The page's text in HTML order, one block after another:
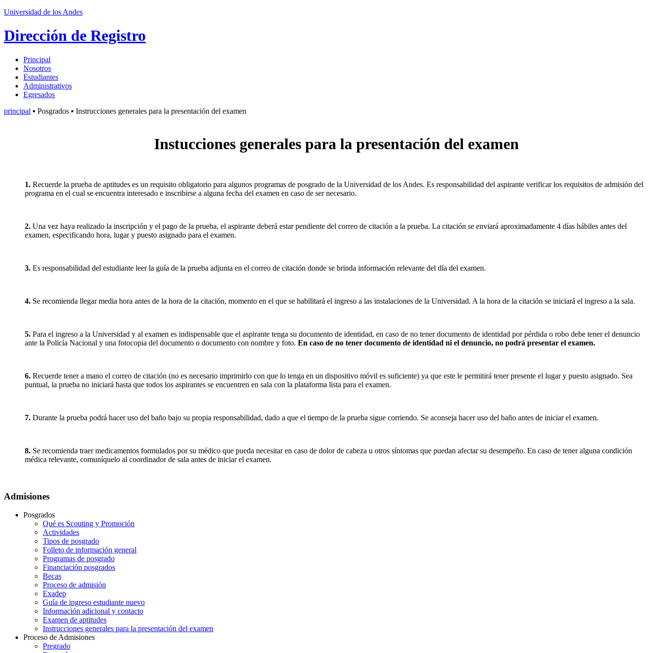
Universidad de los Andes
Dirección de Registro
Principal
Nosotros
Estudiantes
Administrativos
Egresados
principal ▪ Posgrados ▪ Instrucciones generales para la presentación del examen
Instucciones generales para la presentación del examen
1. Recuerde la prueba de aptitudes es un requisito obligatorio para algunos programas de posgrado de la Universidad de los Andes. Es responsabilidad del aspirante verificar los requisitos de admisión del
programa en el cual se encuentra interesado e inscribirse a alguna fecha del examen en caso de ser necesario.
2. Una vez haya realizado la inscripción y el pago de la prueba, el aspirante deberá estar pendiente del correo de citación a la prueba. La citación se enviará aproximadamente 4 días hábiles antes del
examen, especificando hora, lugar y puesto asignado para el examen.
3. Es responsabilidad del estudiante leer la guía de la prueba adjunta en el correo de citación donde se brinda información relevante del día del examen.
4. Se recomienda llegar media hora antes de la hora de la citación, momento en el que se habilitará el ingreso a las instalaciones de la Universidad. A la hora de la citación se iniciará el ingreso a la sala.
5. Para el ingreso a la Universidad y al examen es indispensable que el aspirante tenga su documento de identidad, en caso de no tener documento de identidad por pérdida o robo debe tener el denuncio
ante la Policía Nacional y una fotocopia del documento o documento con nombre y foto. En caso de no tener documento de identidad ni el denuncio, no podrá presentar el examen.
6. Recuerde tener a mano el correo de citación (no es necesario imprimirlo con que lo tenga en un dispositivo móvil es suficiente) ya que este le permitirá tener presente el lugar y puesto asignado. Sea
puntual, la prueba no iniciará hasta que todos los aspirantes se encuentren en sala con la plataforma lista para el examen.
7. Durante la prueba podrá hacer uso del baño bajo su propia responsabilidad, dado a que el tiempo de la prueba sigue corriendo. Se aconseja hacer uso del baño antes de iniciar el examen.
8. Se recomienda traer medicamentos formulados por su médico que pueda necesitar en caso de dolor de cabeza u otros síntomas que puedan afectar su desempeño. En caso de tener alguna condición
médica relevante, comuníquelo al coordinador de sala antes de iniciar el examen.
Admisiones
Posgrados
Qué es Scouting y Promoción
Actividades
Tipos de posgrado
Folleto de información general
Programas de posgrado
Financiación posgrados
Becas
Proceso de admisión
Exadep
Guía de ingreso estudiante nuevo
Información adicional y contacto
Examen de aptitudes
Instrucciones generales para la presentación del examen
Proceso de Admisiones
Pregrado